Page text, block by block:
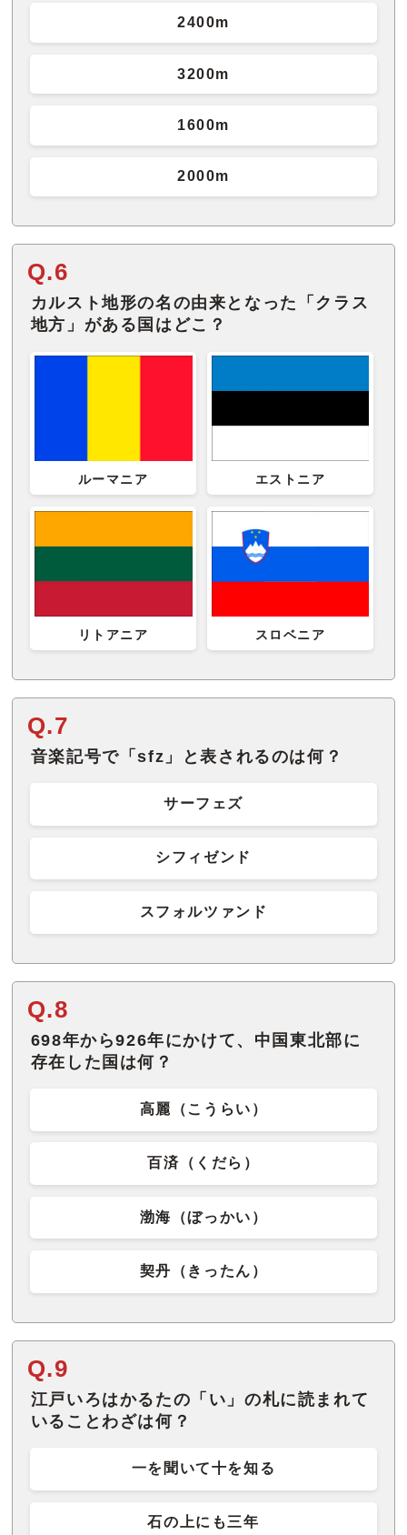
2400m
3200m
1600m
2000m
Q.6
カルスト地形の名の由来となった「クラス
地方」がある国はどこ？
ルーマニア エストニア
リトアニア スロベニア
Q.7
音楽記号で「sfz」と表されるのは何？
サーフェズ
シフィゼンド
スフォルツァンド
Q.8
698年から926年にかけて、中国東北部に
高麗（こうらい）
百済（くだら）
渤海（ぼっかい）
契丹（きったん）
Q.9
江戸いろはかるたの「い」の札に読まれて
いることわざは何？
一を聞いて十を知る
石の上にも三年